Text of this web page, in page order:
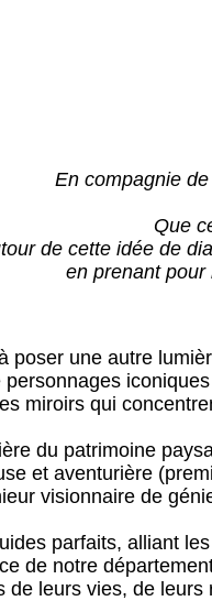
En compagnie
Que
de cette idée de
en prenant pour
poser une autre
miroirs qui
du patrimoine
et aventurière
visionnaire de
parfaits, alliant
de notre
de leurs vies, de